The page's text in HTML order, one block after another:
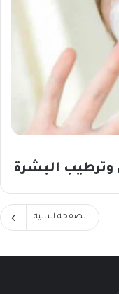
وترطيب البشرة
الصفحة التالية